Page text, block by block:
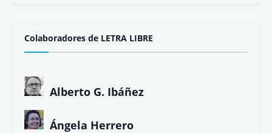
Colaboradores de LETRA LIBRE
Alberto G. Ibáñez
Ángela Herrero